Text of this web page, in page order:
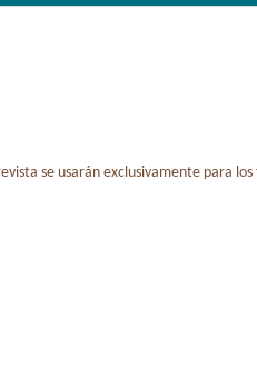
se usarán exclusivamente para